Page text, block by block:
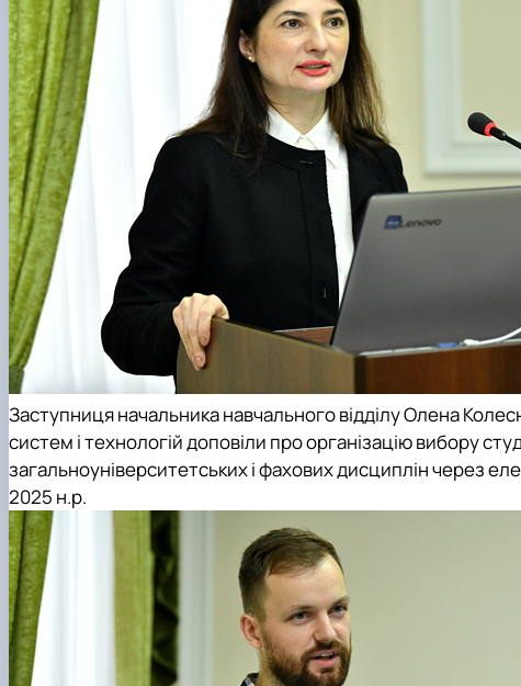
Заступниця начальника навчального відділу Олена
систем і технологій доповіли про організацію вибору
загальноуніверситетських і фахових дисциплін через
2025 н.р.